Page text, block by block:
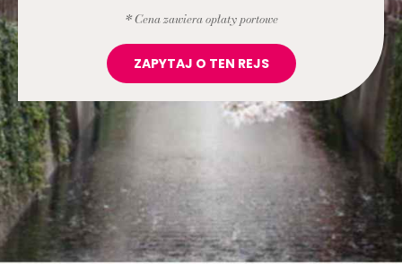
* Cena zawiera opłaty portowe
ZAPYTAJ O TEN REJS